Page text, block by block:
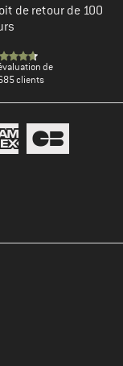
de retour de 100
de
clients